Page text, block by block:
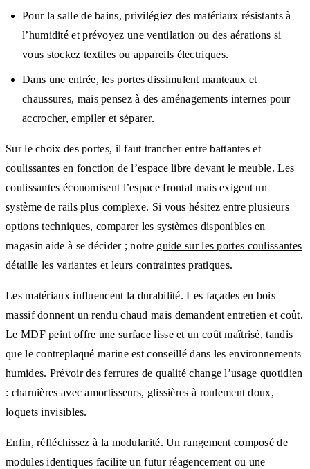
Pour la salle de bains, privilégiez des matériaux résistants à
l’humidité et prévoyez une ventilation ou des aérations si
vous stockez textiles ou appareils électriques.
Dans une entrée, les portes dissimulent manteaux et
chaussures, mais pensez à des aménagements internes pour
accrocher, empiler et séparer.
Sur le choix des portes, il faut trancher entre battantes et
coulissantes en fonction de l’espace libre devant le meuble. Les
coulissantes économisent l’espace frontal mais exigent un
système de rails plus complexe. Si vous hésitez entre plusieurs
options techniques, comparer les systèmes disponibles en
magasin aide à se décider ; notre guide sur les portes coulissantes
détaille les variantes et leurs contraintes pratiques.
Les matériaux influencent la durabilité. Les façades en bois
massif donnent un rendu chaud mais demandent entretien et coût.
Le MDF peint offre une surface lisse et un coût maîtrisé, tandis
que le contreplaqué marine est conseillé dans les environnements
humides. Prévoir des ferrures de qualité change l’usage quotidien
: charnières avec amortisseurs, glissières à roulement doux,
loquets invisibles.
Enfin, réfléchissez à la modularité. Un rangement composé de
modules identiques facilite un futur réagencement ou une